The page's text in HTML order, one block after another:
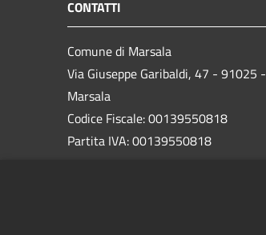
CONTATTI
Comune di Marsala
Via Giuseppe Garibaldi, 47 - 91025 -
Marsala
Codice Fiscale: 00139550818
Partita IVA: 00139550818